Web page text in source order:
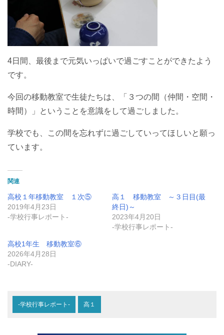
4日間、 最後まで元気いっぱいで過ごすことができたよう
です。
今回の移動教室で生徒たちは、「３つの間（仲間・空間・
時間）」ということを意識をして過ごしました。
学校でも、この間を忘れずに過ごしていってほしいと願っ
ています。
関連
高校１年移動教室 １次⑤
2019年4月23日
-学校行事レポート-
高１ 移動教室 ～３日目(最
終日)～
2023年4月20日
-学校行事レポート-
高校1年生 移動教室⑥
2026年4月28日
-DIARY-
-学校行事レポート- 高１